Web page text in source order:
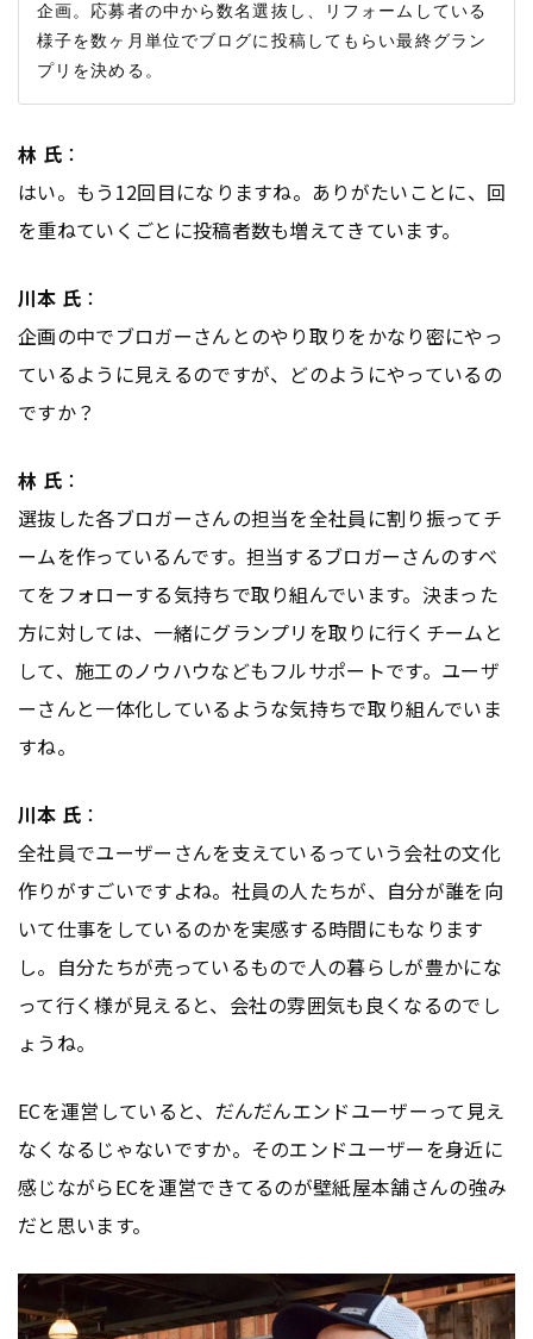
企画。応募者の中から数名選抜し、リフォームしている
様子を数ヶ月単位でブログに投稿してもらい最終グラン
林 氏：
はい。もう12回目になりますね。ありがたいことに、回
を重ねていくごとに投稿者数も増えてきています。
川本 氏 ：
企画の中でブロガーさんとのやり取りをかなり密にやっ
ているように見えるのですが、どのようにやっているの
ですか？
林 氏：
選抜した各ブロガーさんの担当を全社員に割り振ってチ
ームを作っているんです。担当するブロガーさんのすべ
てをフォローする気持ちで取り組んでいます。決まった
方に対しては、一緒にグランプリを取りに行くチームと
して、施工のノウハウなどもフルサポートです。ユーザ
ーさんと一体化しているような気持ちで取り組んでいま
すね。
川本 氏 ：
全社員でユーザーさんを支えているっていう会社の文化
作りがすごいですよね。社員の人たちが、自分が誰を向
いて仕事をしているのかを実感する時間にもなります
し。自分たちが売っているもので人の暮らしが豊かにな
って行く様が見えると、会社の雰囲気も良くなるのでし
ょうね。
ECを運営していると、だんだんエンドユーザーって見え
なくなるじゃないですか。そのエンドユーザーを身近に
感じながらECを運営できてるのが壁紙屋本舗さんの強み
だと思います。